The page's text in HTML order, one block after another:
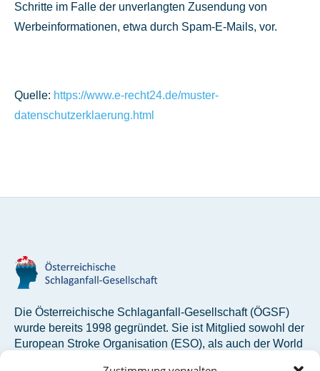
Schritte im Falle der unverlangten Zusendung von
Werbeinformationen, etwa durch Spam-E-Mails, vor.
Quelle: https://www.e-recht24.de/muster-
datenschutzerklaerung.html
Die Österreichische Schlaganfall-Gesellschaft (ÖGSF)
wurde bereits 1998 gegründet. Sie ist Mitglied sowohl der
European Stroke Organisation (ESO), als auch der World